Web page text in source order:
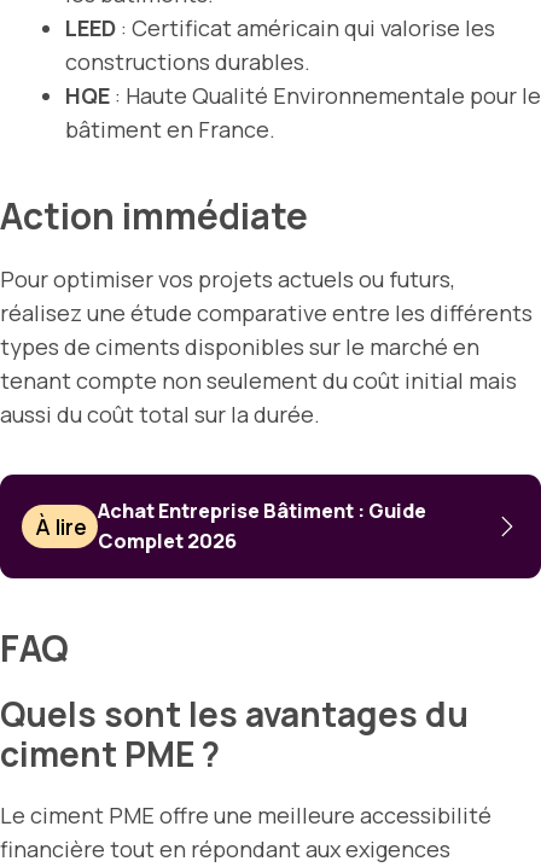
LEED : Certificat américain qui valorise les
constructions durables.
HQE : Haute Qualité Environnementale pour le
bâtiment en France.
Action immédiate
Pour optimiser vos projets actuels ou futurs,
réalisez une étude comparative entre les différents
types de ciments disponibles sur le marché en
tenant compte non seulement du coût initial mais
aussi du coût total sur la durée.
À lire
Achat Entreprise Bâtiment : Guide
Complet 2026
FAQ
Quels sont les avantages du
ciment PME ?
Le ciment PME offre une meilleure accessibilité
financière tout en répondant aux exigences